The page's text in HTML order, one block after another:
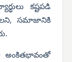
కష్టపడి
సమాజానికి
అంకితభావంతో